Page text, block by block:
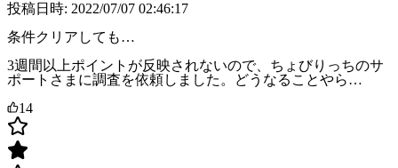
投稿日時: 2022/07/07 02:46:17
条件クリアしても…
3週間以上ポイントが反映されないので、ちょびりっちのサ
ポートさまに調査を依頼しました。どうなることやら…
14